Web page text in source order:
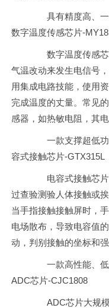
具有精度高、一
数字温度传感芯片-
数字温度传感芯
气温改动来发生电信号
用集成电路技能，使用
完成温度的丈量。常见
感器，如热敏电阻，其
一款支撑超低功
容式接触芯片-GTX315L
电容式接触芯片
过查验测验人体接触或
当手指接触接触屏时，
电场散布，导致电容值
动，判别接触的坐标和
一款高性能、低
ADC芯片-CJC1808
ADC芯片大规模